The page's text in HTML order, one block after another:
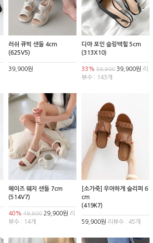
러쉬 큐빅 샌들 4cm
(625V5)
39,900원
디아 포인 슬링백힐 5cm
(313X10)
33% 59,90039,900원 리
뷰수 : 143개
헤이즈 웨지 샌들 7cm
(514V7)
40% 49,90029,900원 리
뷰수 : 14개
[소가죽] 우아하게 슬리퍼 6
cm
(419K7)
59,900원 리뷰수 : 45개